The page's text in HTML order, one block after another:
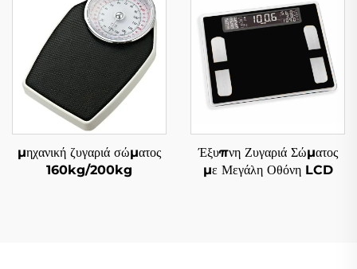
μηχανική ζυγαριά σώματος
160kg/200kg
Έξυπνη Ζυγαριά Σώματος
με Μεγάλη Οθόνη LCD